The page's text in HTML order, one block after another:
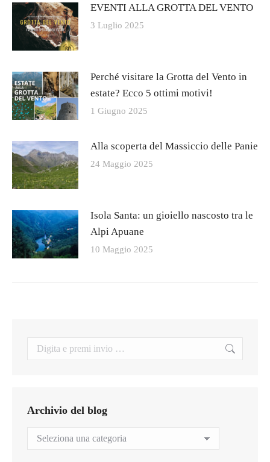
EVENTI ALLA GROTTA DEL VENTO
3 Luglio 2025
Perché visitare la Grotta del Vento in
estate? Ecco 5 ottimi motivi!
1 Giugno 2025
Alla scoperta del Massiccio delle Panie
24 Maggio 2025
Isola Santa: un gioiello nascosto tra le
Alpi Apuane
10 Maggio 2025
Search:
Archivio del blog
Archivio
del